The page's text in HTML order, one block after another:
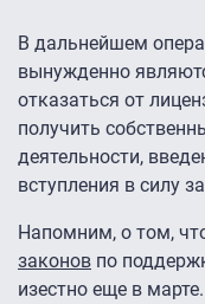
В дальнейшем
вынужденно
отказаться от
получить
деятельности,
вступления в силу
Напомним, о том,
законов по
изестно еще в марте.